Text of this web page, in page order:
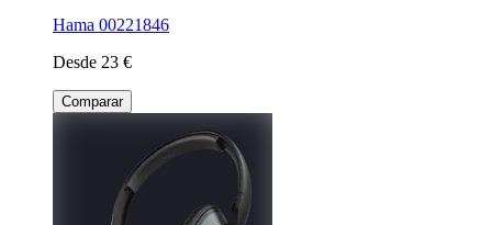
Hama 00221846
Desde 23 €
Comparar